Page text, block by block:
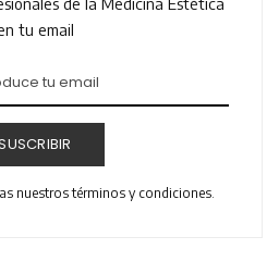
tu email
nuestros términos y condiciones.